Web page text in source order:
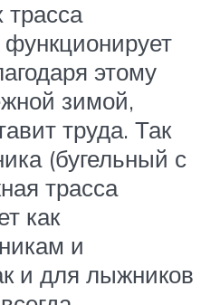
трасса
этому
зимой,
труда. Так
(бугельный с
трасса
как
и
и для лыжников